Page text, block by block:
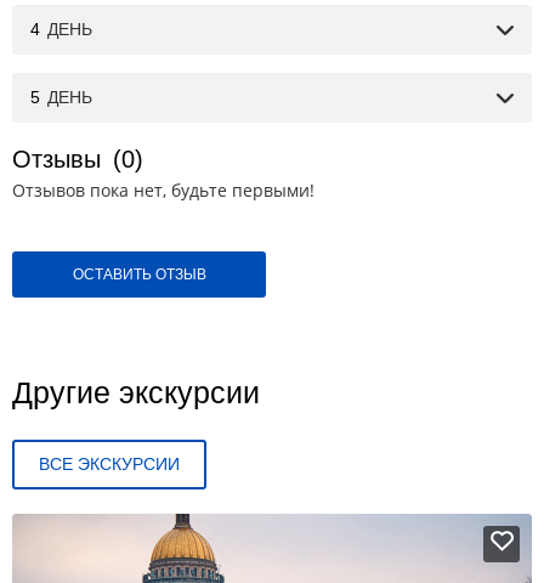
4 ДЕНЬ
5 ДЕНЬ
Отзывы (0)
Отзывов пока нет, будьте первыми!
ОСТАВИТЬ ОТЗЫВ
Другие экскурсии
ВСЕ ЭКСКУРСИИ